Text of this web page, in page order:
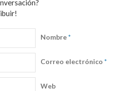
Nombre*
Correo electrónico *
Web